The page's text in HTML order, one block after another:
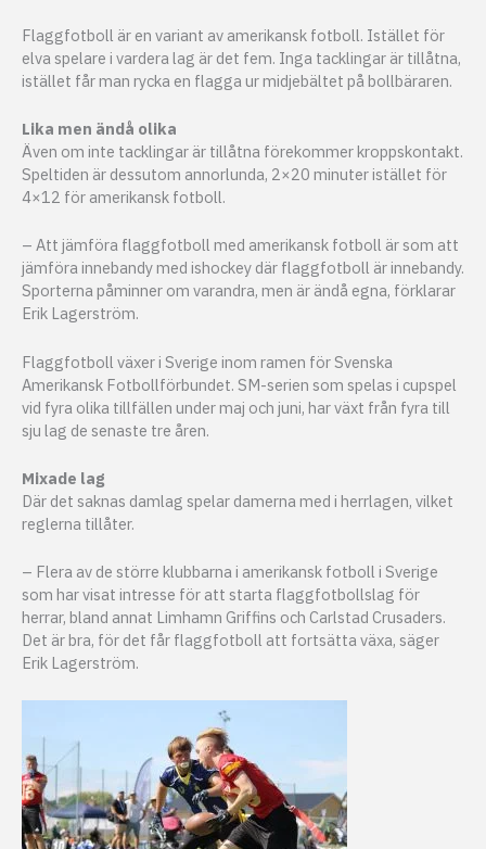
Flaggfotboll är en variant av amerikansk fotboll. Istället för
elva spelare i vardera lag är det fem. Inga tacklingar är tillåtna,
istället får man rycka en flagga ur midjebältet på bollbäraren.
Lika men ändå olika
Även om inte tacklingar är tillåtna förekommer kroppskontakt.
Speltiden är dessutom annorlunda, 2×20 minuter istället för
4×12 för amerikansk fotboll.
– Att jämföra flaggfotboll med amerikansk fotboll är som att
jämföra innebandy med ishockey där flaggfotboll är innebandy.
Sporterna påminner om varandra, men är ändå egna, förklarar
Erik Lagerström.
Flaggfotboll växer i Sverige inom ramen för Svenska
Amerikansk Fotbollförbundet. SM-serien som spelas i cupspel
vid fyra olika tillfällen under maj och juni, har växt från fyra till
sju lag de senaste tre åren.
Mixade lag
Där det saknas damlag spelar damerna med i herrlagen, vilket
reglerna tillåter.
– Flera av de större klubbarna i amerikansk fotboll i Sverige
som har visat intresse för att starta flaggfotbollslag för
herrar, bland annat Limhamn Griffins och Carlstad Crusaders.
Det är bra, för det får flaggfotboll att fortsätta växa, säger
Erik Lagerström.